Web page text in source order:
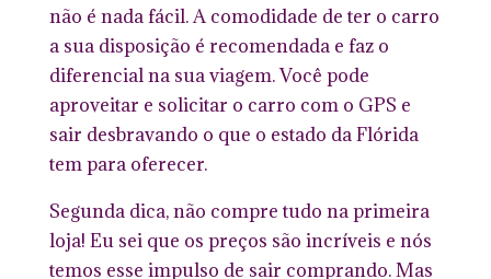
não é nada fácil. A comodidade de ter o carro
a sua disposição é recomendada e faz o
diferencial na sua viagem. Você pode
aproveitar e solicitar o carro com o GPS e
sair desbravando o que o estado da Flórida
tem para oferecer.
Segunda dica, não compre tudo na primeira
loja! Eu sei que os preços são incríveis e nós
temos esse impulso de sair comprando. Mas